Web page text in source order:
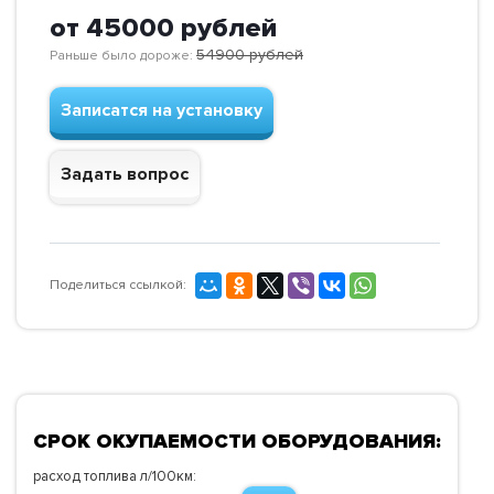
от 45000 рублей
Раньше было дороже: 54900рублей
Записатся на установку
Задать вопрос
Поделиться ссылкой:
СРОК ОКУПАЕМОСТИ ОБОРУДОВАНИЯ:
расход топлива л/100км: